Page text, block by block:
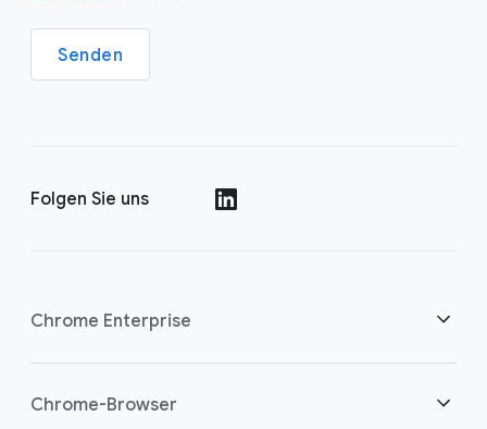
Senden
Folgen Sie uns
Chrome Enterprise
Sicherheit
Chrome-Browser